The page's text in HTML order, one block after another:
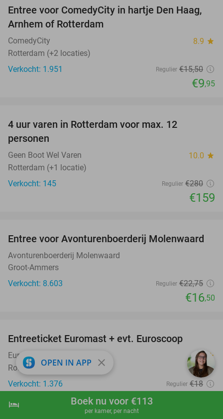
shopping_cart Boek nu
hotel Boek nu voor €113
per kamer, per nacht
36%
Entree voor ComedyCity in hartje Den Haag,
Arnhem of Rotterdam
ComedyCity 8.9 star
Rotterdam (+2 locaties)
Verkocht: 1.951
Regulier €15,50
€9,95
4 uur varen in Rotterdam voor max. 12
personen
Geen Boot Wel Varen 10.0 star
Rotterdam (+1 locatie)
Verkocht: 145
Regulier €280
€159
27%
Entree voor Avonturenboerderij Molenwaard
Avonturenboerderij Molenwaard
Groot-Ammers
Verkocht: 8.603
Regulier €22,75
€16,50
Entreeticket Euromast + evt. Euroscoop
Euromast 9.2star
Rotterdam
Verkocht: 1.376
Regulier €18
OPEN IN APP close